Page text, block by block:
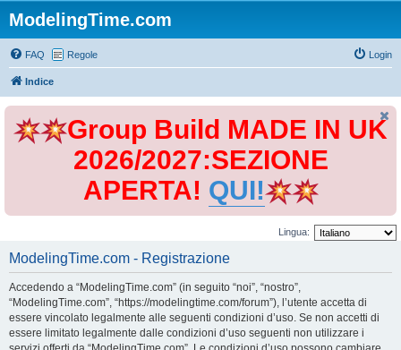
ModelingTime.com
FAQ Regole Login
Indice
Group Build MADE IN UK
2026/2027:SEZIONE
APERTA! QUI!
Lingua:
ModelingTime.com - Registrazione
Accedendo a “ModelingTime.com” (in seguito “noi”, “nostro”,
“ModelingTime.com”, “https://modelingtime.com/forum”), l’utente accetta di
essere vincolato legalmente alle seguenti condizioni d’uso. Se non accetti di
essere limitato legalmente dalle condizioni d’uso seguenti non utilizzare i